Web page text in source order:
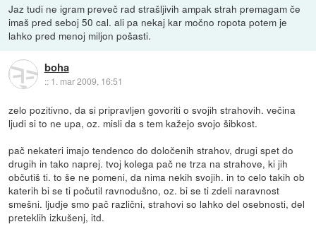
Jaz tudi ne igram preveč rad strašljivih ampak strah premagam če
imaš pred seboj 50 cal. ali pa nekaj kar močno ropota potem je
lahko pred menoj miljon pošasti.
boha
:: 1. mar 2009, 16:51
zelo pozitivno, da si pripravljen govoriti o svojih strahovih. večina
ljudi si to ne upa, oz. misli da s tem kažejo svojo šibkost.
pač nekateri imajo tendenco do določenih strahov, drugi spet do
drugih in tako naprej. tvoj kolega pač ne trza na strahove, ki jih
občutiš ti. to še ne pomeni, da nima nekih svojih. in to celo takih ob
katerih bi se ti počutil ravnodušno, oz. bi se ti zdeli naravnost
smešni. ljudje smo pač različni, strahovi so lahko del osebnosti, del
preteklih izkušenj, itd.